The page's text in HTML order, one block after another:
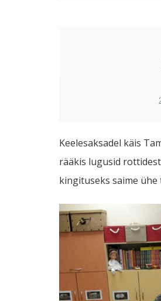
Keelesaksadel käis
rääkis lugusid
kingituseks saime